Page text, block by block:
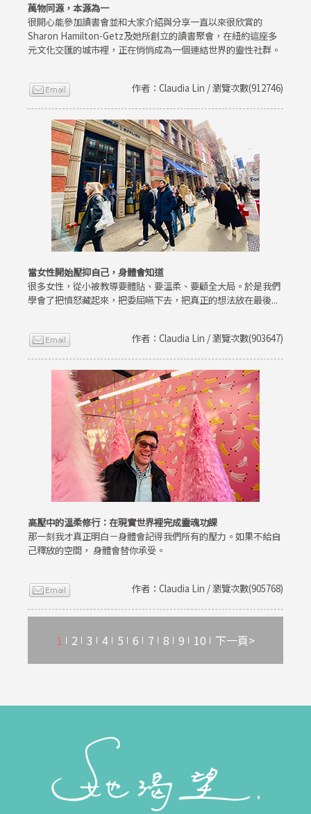
萬物同源，本源為一
很開心能參加讀書會並和大家介紹與分享一直以來很欣賞的
Sharon Hamilton-Getz及她所創立的讀書聚會，在紐約這座多
元文化交匯的城市裡，正在悄悄成為一個連結世界的靈性社群。
作者：Claudia Lin / 瀏覽次數(912746)
當女性開始壓抑自己，身體會知道
很多女性，從小被教導要體貼、要溫柔、要顧全大局。於是我們
學會了把憤怒藏起來，把委屈嚥下去，把真正的想法放在最後...
作者：Claudia Lin / 瀏覽次數(903647)
高壓中的溫柔修行：在現實世界裡完成靈魂功課
那一刻我才真正明白－身體會記得我們所有的壓力。如果不給自
己釋放的空間， 身體會替你承受。
作者：Claudia Lin / 瀏覽次數(905768)
1 2 3 4 5 6 7 8 9 10 下一頁>